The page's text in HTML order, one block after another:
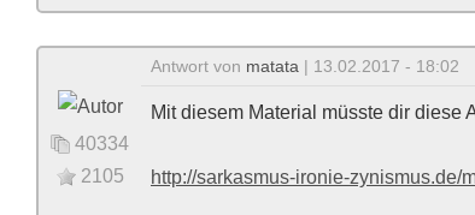
40334
2105
Antwort von matata | 13.02.2017 - 18:02
Mit diesem Material müsste dir diese
http://sarkasmus-ironie-zynismus.de/